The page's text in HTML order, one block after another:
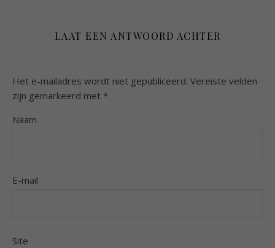
LAAT EEN ANTWOORD ACHTER
Het e-mailadres wordt niet gepubliceerd. Vereiste velden
zijn gemarkeerd met *
Naam
E-mail
Site